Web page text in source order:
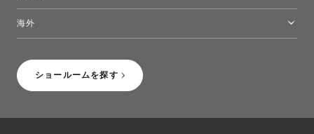
ショールームを探す
海外